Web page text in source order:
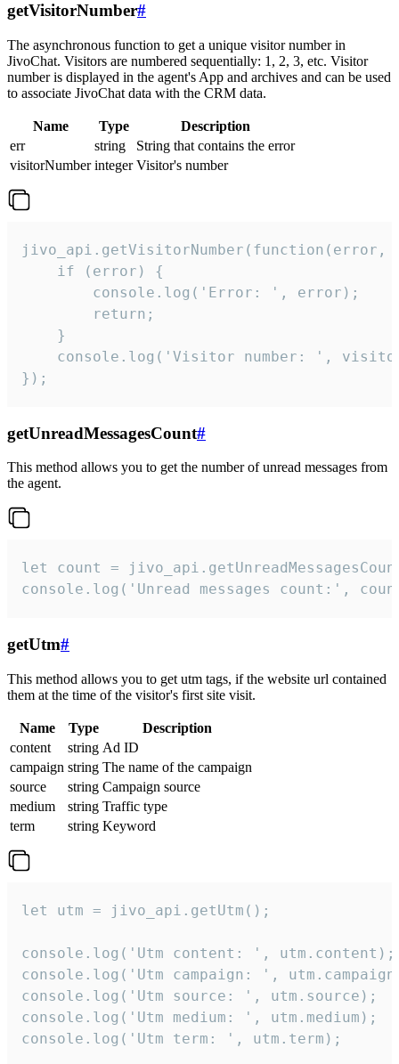
getVisitorNumber#
The asynchronous function to get a unique visitor number in
JivoChat. Visitors are numbered sequentially: 1, 2, 3, etc. Visitor
number is displayed in the agent's App and archives and can be used
to associate JivoChat data with the CRM data.
Name Type
Description
err
string
String that contains the error
visitorNumber integer Visitor's number
jivo_api.getVisitorNumber(function(error,
    if (error) {
        console.log('Error: ', error);
        return;
    }
console.log('Visitor number: ',
});
getUnreadMessagesCount#
This method allows you to get the number of unread messages from
the agent.
let count =
console.log('Unread messages count:',
getUtm#
This method allows you to get utm tags, if the website url contained
them at the time of the visitor's first site visit.
Name Type
Description
content
string Ad ID
campaign string The name of the campaign
source
string Campaign source
medium
string Traffic type
term
string Keyword
let utm = jivo_api.getUtm();
console.log('Utm content: ', utm.content);
console.log('Utm campaign: ',
console.log('Utm source: ', utm.source);
console.log('Utm medium: ', utm.medium);
console.log('Utm term: ', utm.term);